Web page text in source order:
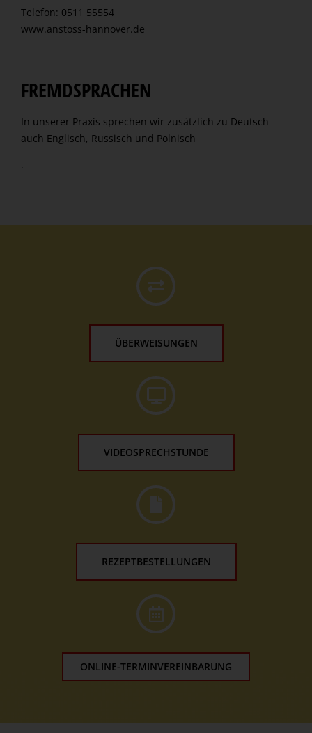
Telefon: 0511 55554
www.anstoss-hannover.de
FREMDSPRACHEN
In unserer Praxis sprechen wir zusätzlich zu Deutsch
auch Englisch, Russisch und Polnisch
.
ÜBERWEISUNGEN
VIDEOSPRECHSTUNDE
REZEPTBESTELLUNGEN
ONLINE-TERMINVEREINBARUNG